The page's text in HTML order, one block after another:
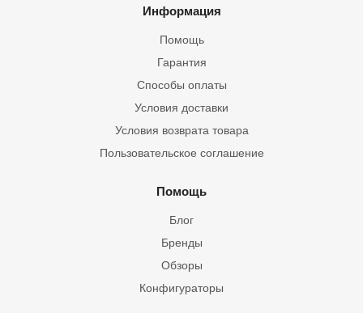
Информация
Помощь
Гарантия
Способы оплаты
Условия доставки
Условия возврата товара
Пользовательское соглашение
Помощь
Блог
Бренды
Обзоры
Конфигураторы